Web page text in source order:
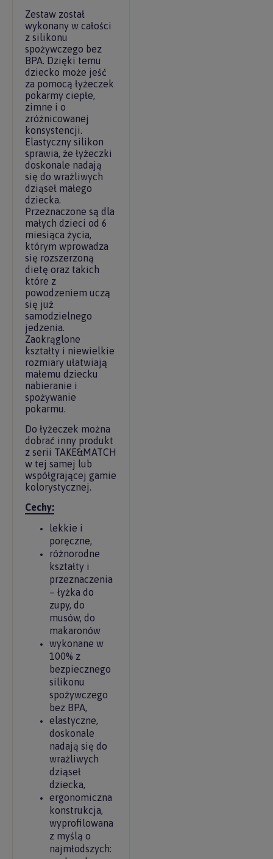
Zestaw został
wykonany w całości
z silikonu
spożywczego bez
BPA. Dzięki temu
dziecko może jeść
za pomocą łyżeczek
pokarmy ciepłe,
zimne i o
zróżnicowanej
konsystencji.
Elastyczny silikon
sprawia, że łyżeczki
doskonale nadają
się do wrażliwych
dziąseł małego
dziecka.
Przeznaczone są dla
małych dzieci od 6
miesiąca życia,
którym wprowadza
się rozszerzoną
dietę oraz takich
które z
powodzeniem uczą
się już
samodzielnego
jedzenia.
Zaokrąglone
kształty i niewielkie
rozmiary ułatwiają
małemu dziecku
nabieranie i
spożywanie
pokarmu.
Do łyżeczek można
dobrać inny produkt
z serii TAKE&MATCH
w tej samej lub
współgrającej gamie
kolorystycznej.
Cechy:
lekkie i
poręczne,
różnorodne
kształty i
przeznaczenia
– łyżka do
zupy, do
musów, do
makaronów
wykonane w
100% z
bezpiecznego
silikonu
spożywczego
bez BPA,
elastyczne,
doskonale
nadają się do
wrażliwych
dziąseł
dziecka,
ergonomiczna
konstrukcja,
wyprofilowana
z myślą o
najmłodszych: